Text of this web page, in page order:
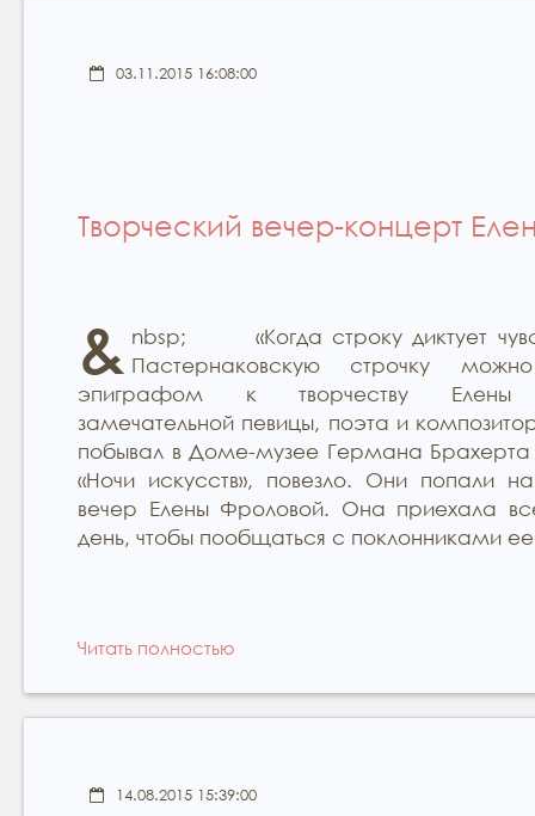
03.11.2015 16:08:00
Творческий вечер-концерт
& nbsp; «Когда строку диктует
Пастернаковскую строчку
эпиграфом к творчеству Елены
замечательной певицы, поэта и
побывал в Доме-музее Германа Брахерта
«Ночи искусств», повезло. Они попали
вечер Елены Фроловой. Она приехала
день, чтобы пообщаться с поклонниками
Читать полностью
14.08.2015 15:39:00